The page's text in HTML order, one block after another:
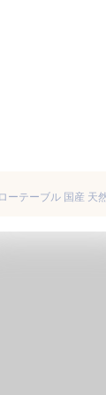
ーテーブル 国産 天